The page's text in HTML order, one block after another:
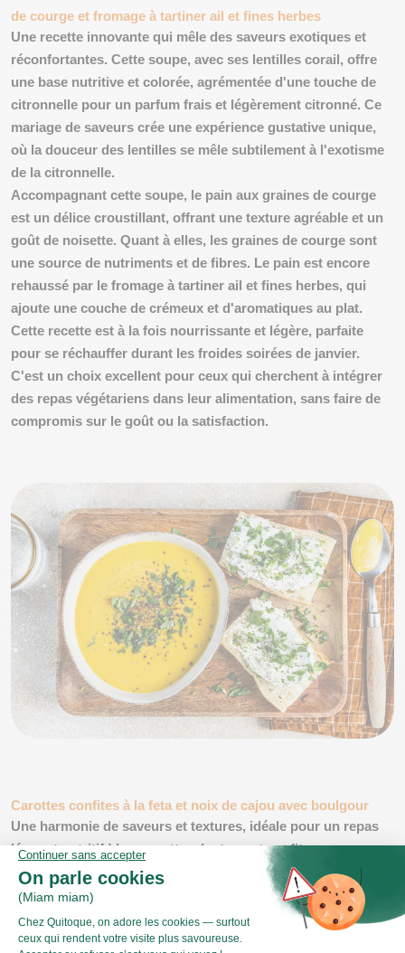
de courge et fromage à tartiner ail et fines herbes
Une recette innovante qui mêle des saveurs exotiques et
réconfortantes. Cette soupe, avec ses lentilles corail, offre
une base nutritive et colorée, agrémentée d'une touche de
citronnelle pour un parfum frais et légèrement citronné. Ce
mariage de saveurs crée une expérience gustative unique,
où la douceur des lentilles se mêle subtilement à l'exotisme
de la citronnelle.
Accompagnant cette soupe, le pain aux graines de courge
est un délice croustillant, offrant une texture agréable et un
goût de noisette. Quant à elles, les graines de courge sont
une source de nutriments et de fibres. Le pain est encore
rehaussé par le fromage à tartiner ail et fines herbes, qui
ajoute une couche de crémeux et d'aromatiques au plat.
Cette recette est à la fois nourrissante et légère, parfaite
pour se réchauffer durant les froides soirées de janvier.
C'est un choix excellent pour ceux qui cherchent à intégrer
des repas végétariens dans leur alimentation, sans faire de
compromis sur le goût ou la satisfaction.
Carottes confites à la feta et noix de cajou avec boulgour
Une harmonie de saveurs et textures, idéale pour un repas
léger et nutritif! Les carottes, lentement confites,
développent une douceur caramélisée, qui contraste
délicieusement avec la feta. Les noix de cajou ajoutent une
touche croquante et un goût riche qui complète parfaitement
le plat.